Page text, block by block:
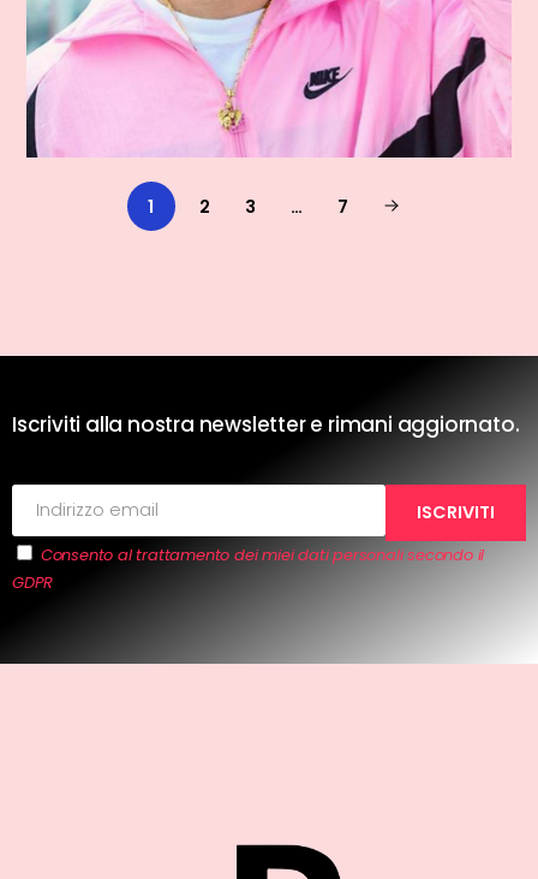
1 2 3 … 7
Iscriviti alla nostra newsletter e rimani aggiornato.
Consento al trattamento dei miei dati personali secondo il
GDPR